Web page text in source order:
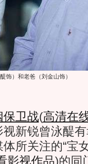
饰）和老爸（刘金山饰）
保卫战(高清在
新锐曾泳醍
所关注的“宝
影视作品)的同